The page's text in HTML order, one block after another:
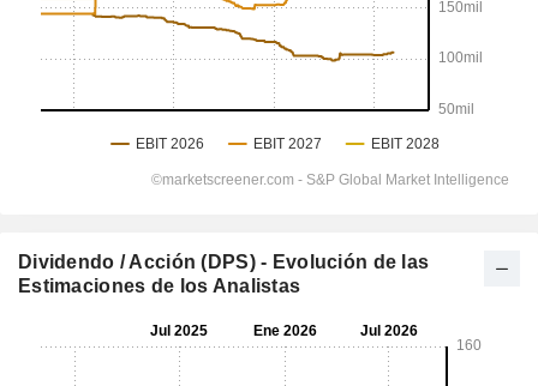
Dividendo / Acción (DPS) - Evolución de las
Estimaciones de los Analistas